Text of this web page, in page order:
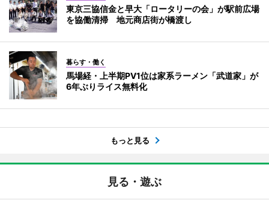
東京三協信金と早大「ロータリーの会」が駅前広場
を協働清掃 地元商店街が橋渡し
暮らす・働く
馬場経・上半期PV1位は家系ラーメン「武道家」が
6年ぶりライス無料化
もっと見る
見る・遊ぶ